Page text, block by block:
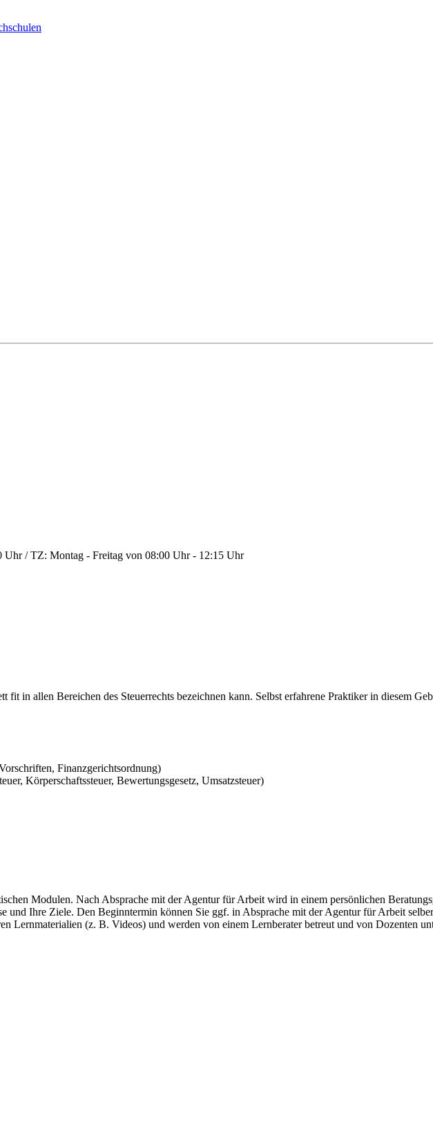
/ TZ: Montag - Freitag von 08:00 Uhr - 12:15 Uhr
fit in allen Bereichen des Steuerrechts bezeichnen kann. Selbst erfahrene Praktiker in diesem
Finanzgerichtsordnung)
Körperschaftssteuer, Bewertungsgesetz, Umsatzsteuer)
Modulen. Nach Absprache mit der Agentur für Arbeit wird in einem persönlichen
und Ihre Ziele. Den Beginntermin können Sie ggf. in Absprache mit der Agentur für Arbeit
Lernmaterialien (z. B. Videos) und werden von einem Lernberater betreut und von Dozenten